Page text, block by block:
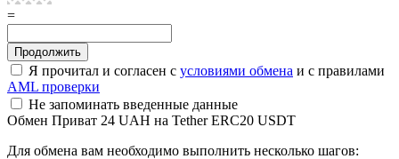
=
Я прочитал и согласен с условиями обмена и с правилами
AML проверки
Не запоминать введенные данные
Обмен Приват 24 UAH на Tether ERC20 USDT
Для обмена вам необходимо выполнить несколько шагов: